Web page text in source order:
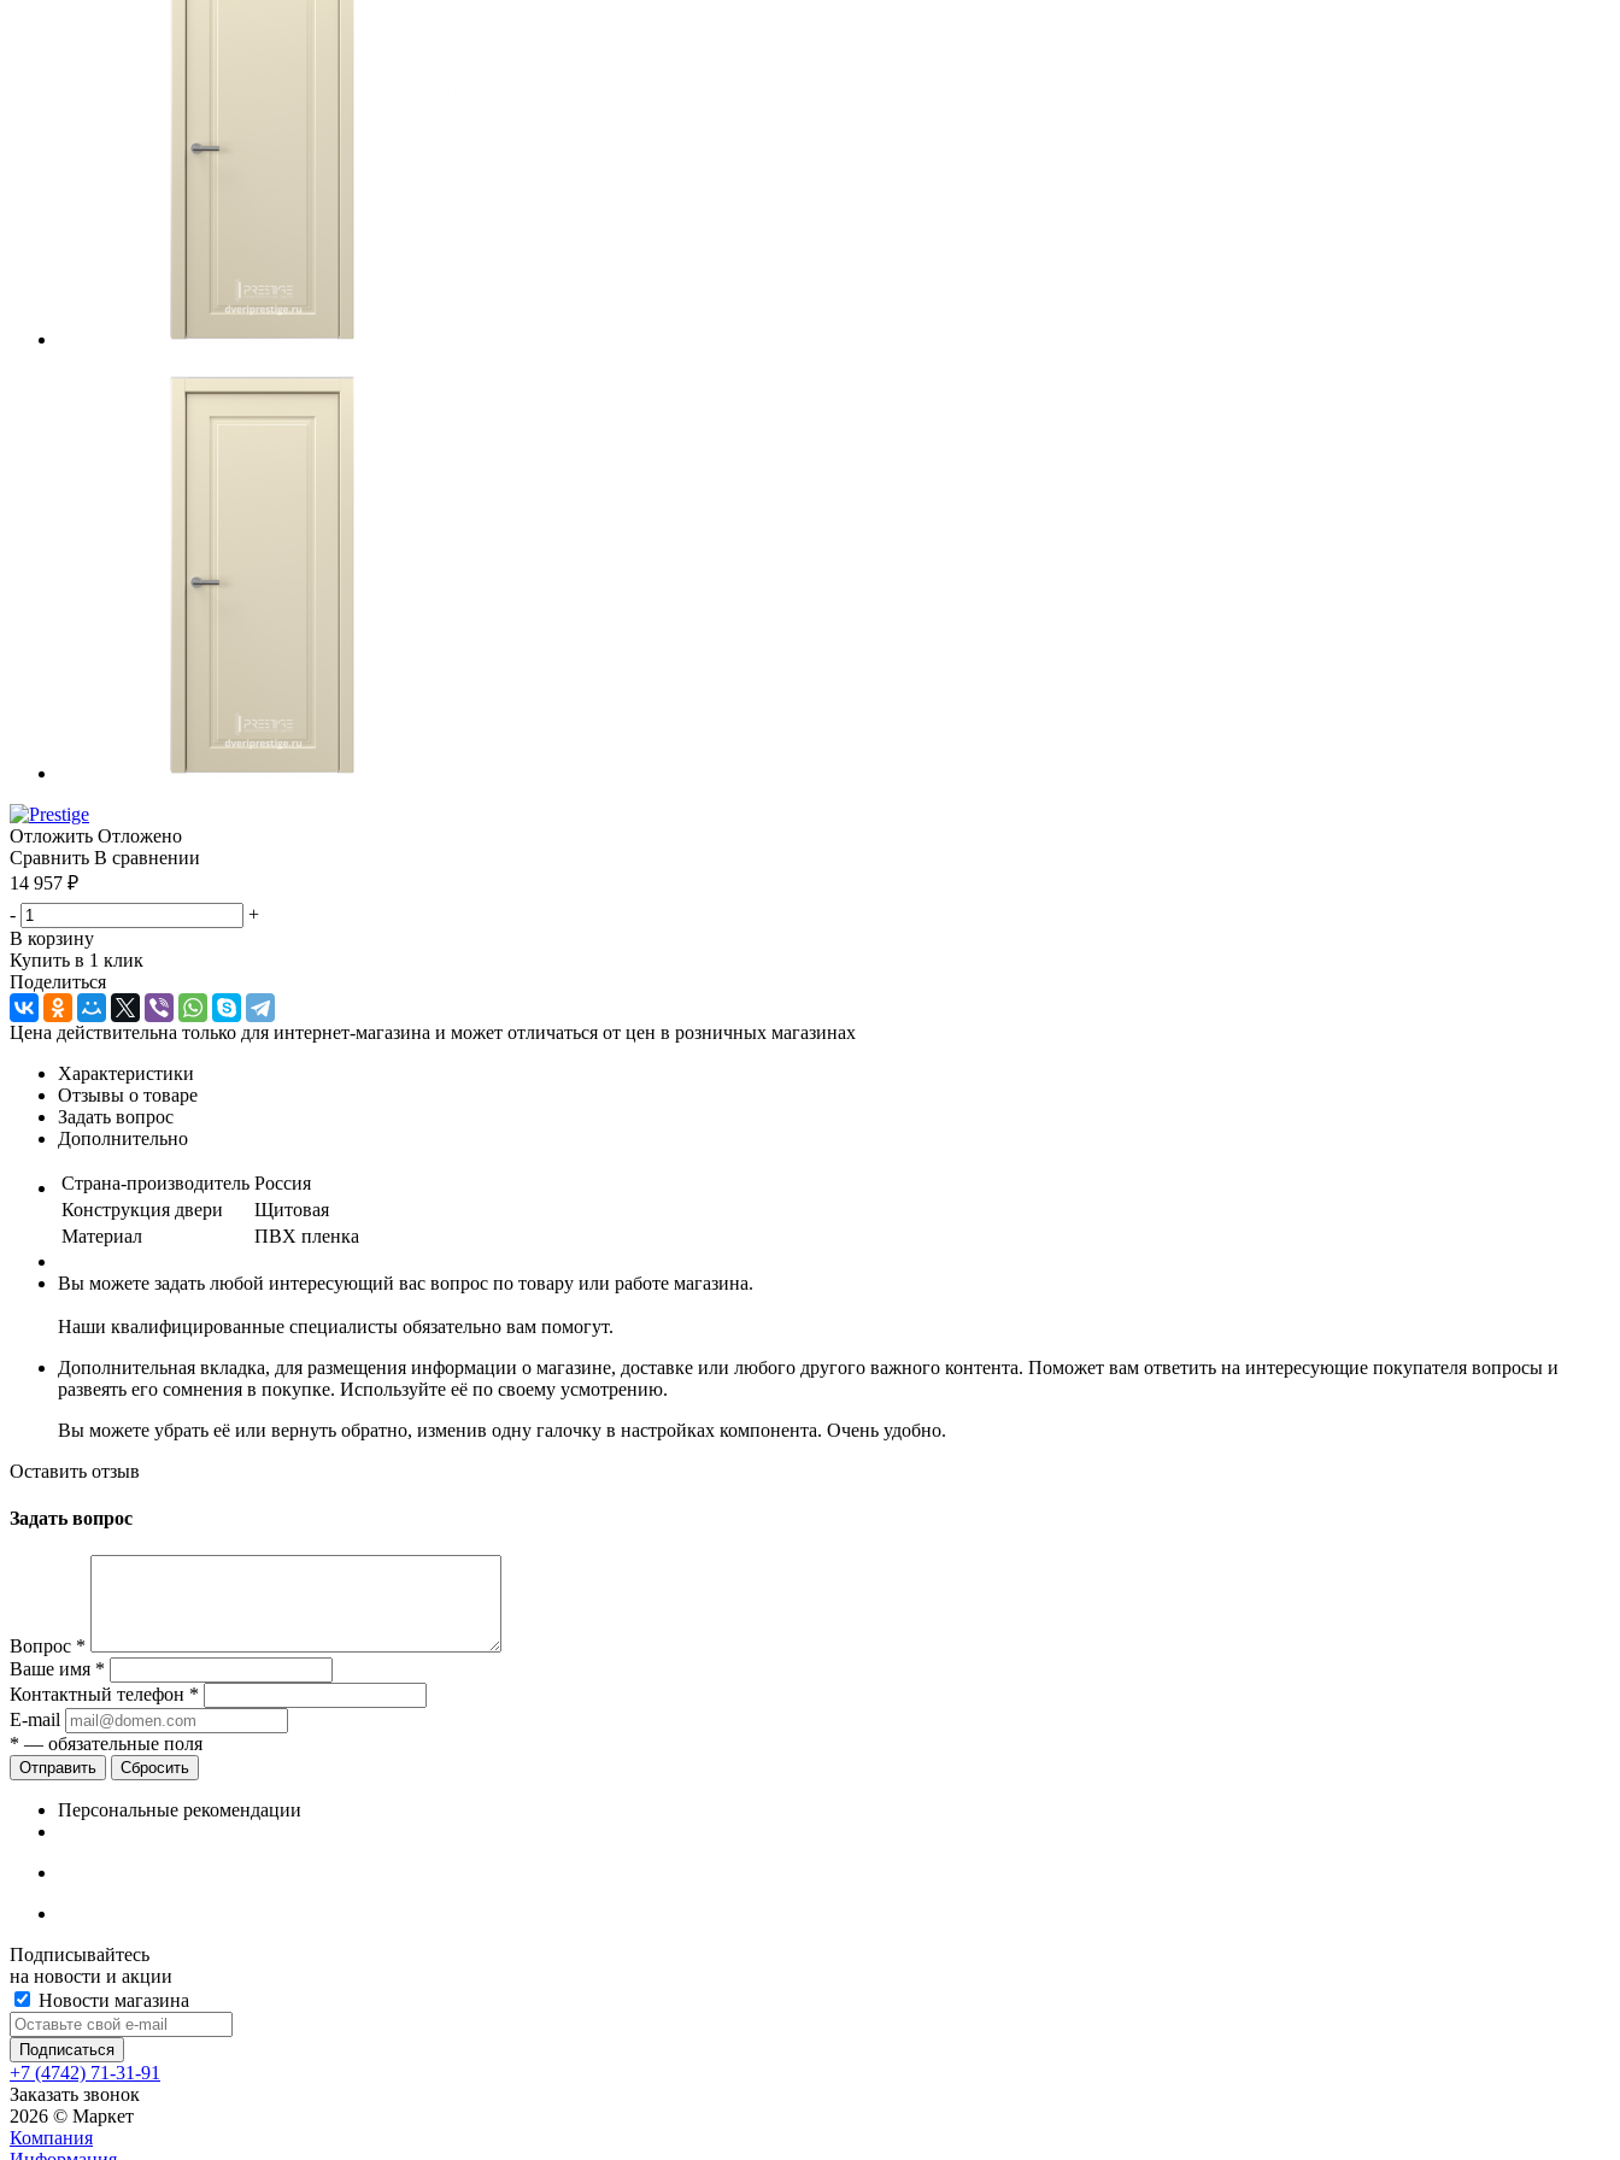
Отложить Отложено
Сравнить В сравнении
14 957 ₽
-
+
В корзину
Купить в 1 клик
Поделиться
Цена действительна только для интернет-магазина и может отличаться от цен в розничных магазинах
Характеристики
Отзывы о товаре
Задать вопрос
Дополнительно
Страна-производитель Россия
Конструкция двери
Щитовая
Материал
ПВХ пленка
Вы можете задать любой интересующий вас вопрос по товару или работе магазина.
Наши квалифицированные специалисты обязательно вам помогут.
Дополнительная вкладка, для размещения информации о магазине, доставке или любого другого важного контента. Поможет вам ответить на интересующие покупателя вопросы и
развеять его сомнения в покупке. Используйте её по своему усмотрению.
Вы можете убрать её или вернуть обратно, изменив одну галочку в настройках компонента. Очень удобно.
Оставить отзыв
Задать вопрос
Вопрос *
Ваше имя *
Контактный телефон *
E-mail
* — обязательные поля
Сбросить
Персональные рекомендации
Подписывайтесь
на новости и акции
Новости магазина
+7 (4742) 71-31-91
Заказать звонок
2026 © Маркет
Компания